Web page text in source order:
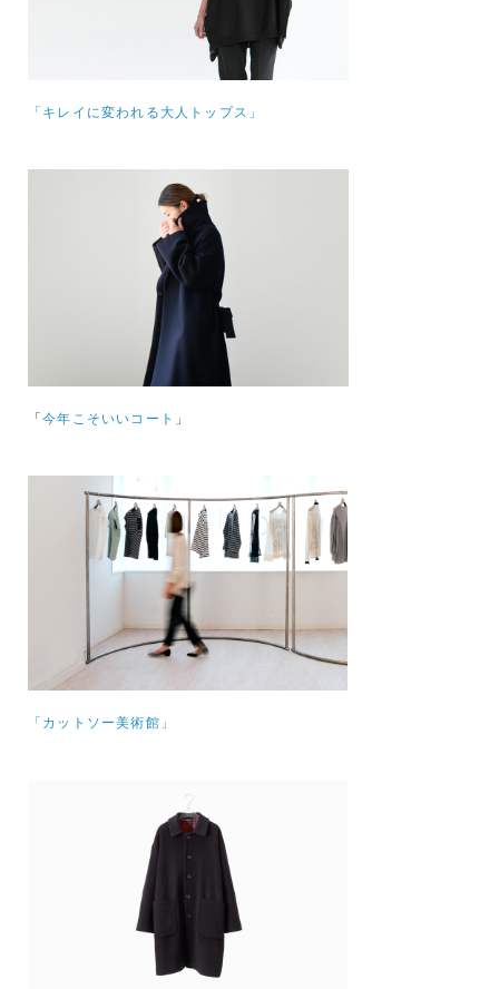
「キレイに変われる大人トップス」
「今年こそいいコート 」
「カットソー美術館」